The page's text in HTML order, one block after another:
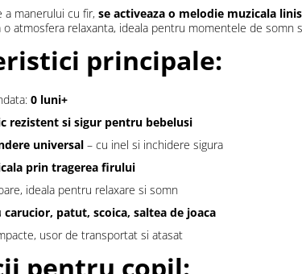
a manerului cu fir, se activeaza o melodie muzicala
atmosfera relaxanta, ideala pentru momentele de somn
principale:
0 luni+
rezistent si sigur pentru bebelusi
universal – cu inel si inchidere sigura
prin tragerea firului
ideala pentru relaxare si somn
carucior, patut, scoica, saltea de joaca
usor de transportat si atasat